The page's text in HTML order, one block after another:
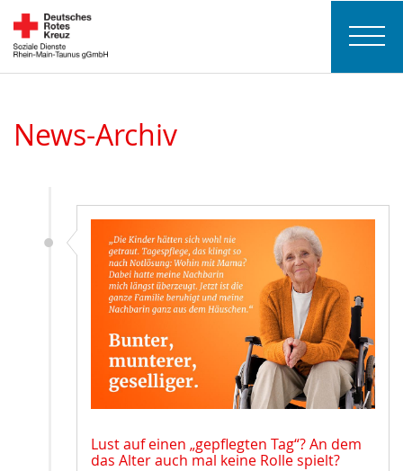
News-Archiv
Lust auf einen „gepflegten Tag“? An dem
das Alter auch mal keine Rolle spielt?